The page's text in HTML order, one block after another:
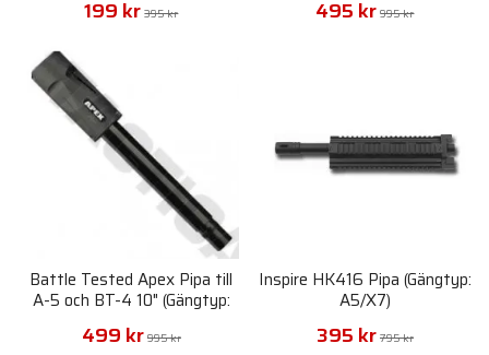
199 kr 395 kr 495 kr 995 kr
Battle Tested Apex Pipa till
A-5 och BT-4 10" (Gängtyp:
A5/X7)
499 kr 995 kr
Inspire HK416 Pipa (Gängtyp:
A5/X7)
395 kr 795 kr